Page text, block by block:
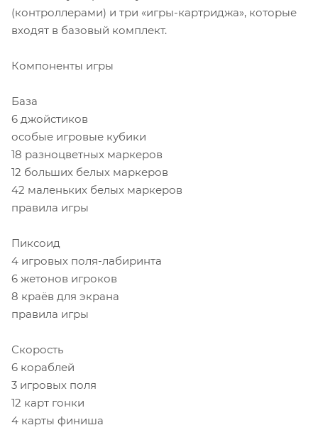
(контроллерами) и три «игры-картриджа»‎, которые
входят в базовый комплект.
Компоненты игры
База
6 джойстиков
особые игровые кубики
18 разноцветных маркеров
12 больших белых маркеров
42 маленьких белых маркеров
правила игры
Пиксоид
4 игровых поля-лабиринта
6 жетонов игроков
8 краёв для экрана
правила игры
Скорость
6 кораблей
3 игровых поля
12 карт гонки
4 карты финиша